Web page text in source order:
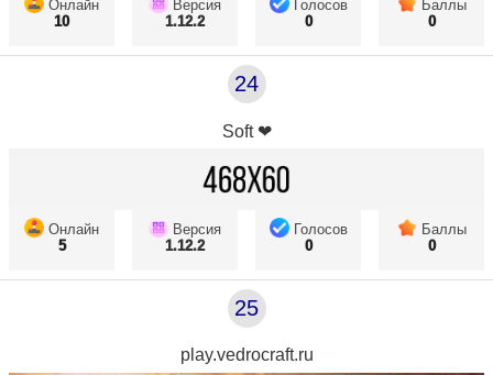
Онлайн
10
Версия
1.12.2
Голосов
0
Баллы
0
24
Soft ❤
Онлайн
5
Версия
1.12.2
Голосов
0
Баллы
0
25
play.vedrocraft.ru